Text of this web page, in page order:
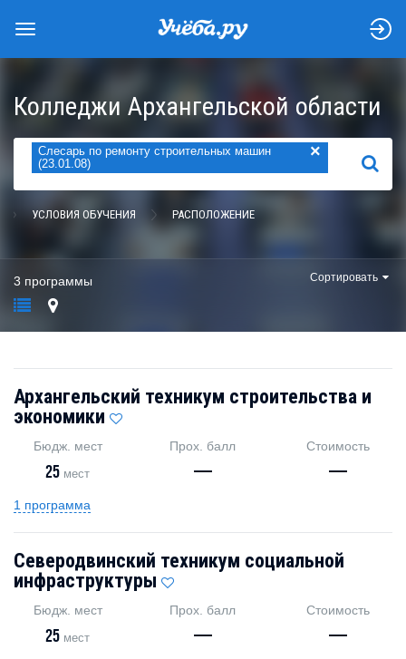
Колледжи Архангельской области
Слесарь по ремонту строительных машин
(23.01.08)
×
НАЙТИ
УСЛОВИЯ ОБУЧЕНИЯ РАСПОЛОЖЕНИЕ
3 программы Сортировать
Архангельский техникум строительства и
экономики
Бюдж. мест
25 мест
Прох. балл
—
Стоимость
—
1 программа
Северодвинский техникум социальной
инфраструктуры
Бюдж. мест
25 мест
Прох. балл
—
Стоимость
—